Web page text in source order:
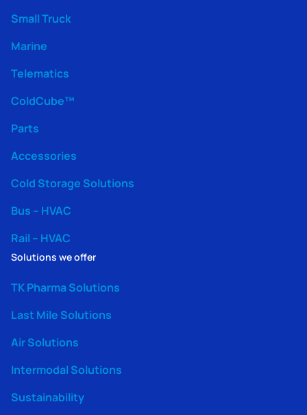
Small Truck
Marine
Telematics
ColdCube™
Parts
Accessories
Cold Storage Solutions
Bus – HVAC
Rail – HVAC
Solutions we offer
TK Pharma Solutions
Last Mile Solutions
Air Solutions
Intermodal Solutions
Sustainability